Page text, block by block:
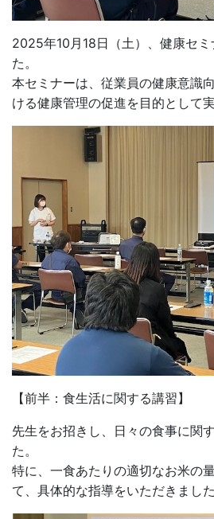
2025年10月18日（土）、健康セ
た。
本セミナーは、従業員の健康意識
ける健康管理の促進を目的として
【前半：食生活に関する講習】
先生をお招きし、日々の食事に関
た。
特に、一食あたりの適切なお米の
て、具体的な指導をいただきました